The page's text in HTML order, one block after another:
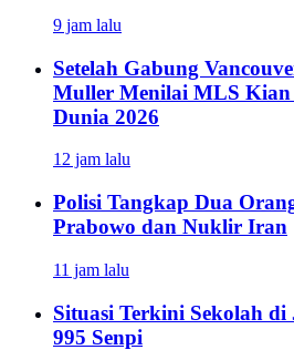
9 jam lalu
Setelah Gabung
Muller Menilai MLS Kian
Dunia 2026
12 jam lalu
Polisi Tangkap Dua
Prabowo dan Nuklir Iran
11 jam lalu
Situasi Terkini Sekolah di
995 Senpi